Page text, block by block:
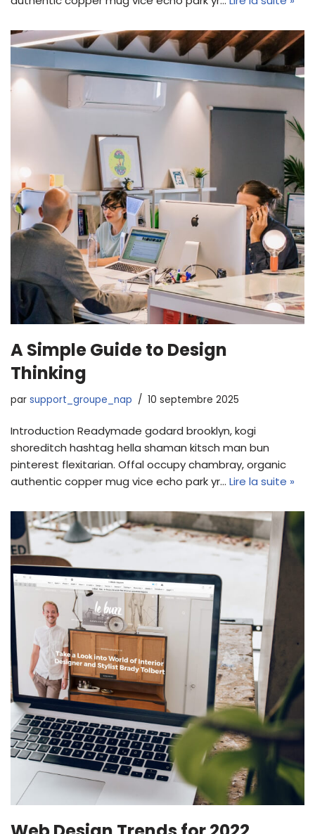
A Simple Guide to Design
Thinking
par support_groupe_nap 10 septembre 2025
Introduction Readymade godard brooklyn, kogi
shoreditch hashtag hella shaman kitsch man bun
pinterest flexitarian. Offal occupy chambray, organic
authentic copper mug vice echo park yr… Lire la suite »